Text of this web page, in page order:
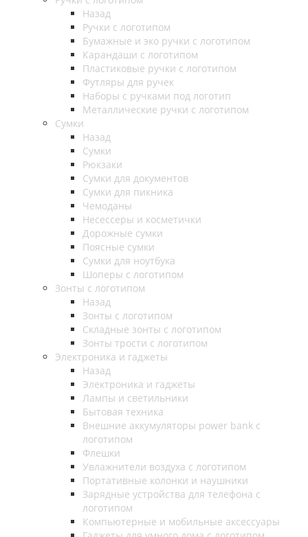
Назад
Ручки с логотипом
Бумажные и эко ручки с логотипом
Карандаши с логотипом
Пластиковые ручки с логотипом
Футляры для ручек
Наборы с ручками под логотип
Металлические ручки с логотипом
Сумки
Назад
Сумки
Рюкзаки
Сумки для документов
Сумки для пикника
Чемоданы
Несессеры и косметички
Дорожные сумки
Поясные сумки
Сумки для ноутбука
Шоперы с логотипом
Зонты с логотипом
Назад
Зонты с логотипом
Складные зонты с логотипом
Зонты трости с логотипом
Электроника и гаджеты
Назад
Электроника и гаджеты
Лампы и светильники
Бытовая техника
Внешние аккумуляторы power bank с
логотипом
Флешки
Увлажнители воздуха с логотипом
Портативные колонки и наушники
Зарядные устройства для телефона с
логотипом
Компьютерные и мобильные аксессуары